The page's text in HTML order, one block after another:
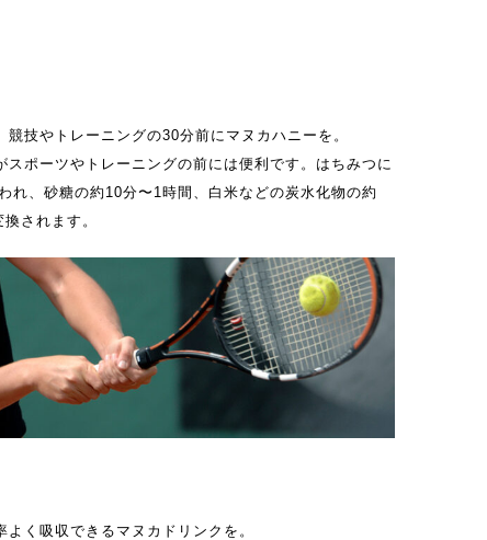
技やトレーニングの30分前にマヌカハニーを。
ポーツやトレーニングの前には便利です。はちみつに
れ、砂糖の約10分〜1時間、白米などの炭水化物の約
されます。
く吸収できるマヌカドリンクを。